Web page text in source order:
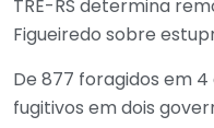
TRE-RS determina
Figueiredo sobre
De 877 foragidos em
fugitivos em dois